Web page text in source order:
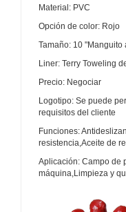
Material: PVC
Opción de color: Rojo
Tamaño: 10 "Manguito
Liner: Terry Toweling
Precio: Negociar
Logotipo: Se puede
requisitos del cliente
Funciones:
resistencia,Aceite de
Aplicación: Campo de
máquina,Limpieza y